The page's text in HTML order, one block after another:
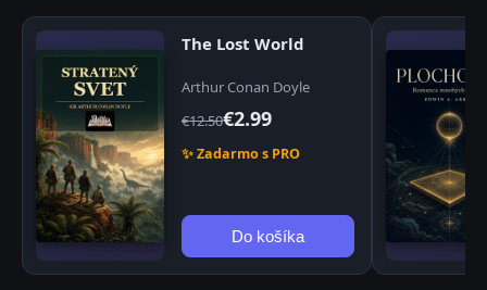
The Lost World
Arthur Conan Doyle
€12.50€2.99
✨ Zadarmo s PRO
Do košíka